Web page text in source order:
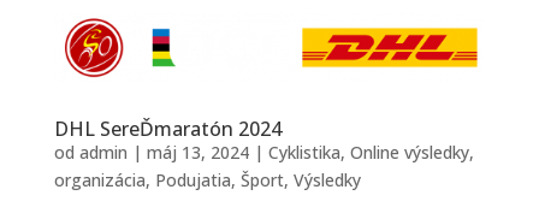
DHL SereĎmaratón 2024
od admin | máj 13, 2024| Cyklistika, Online výsledky,
organizácia, Podujatia, Šport, Výsledky